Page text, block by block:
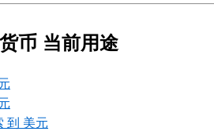
币 当前用途
到 美元